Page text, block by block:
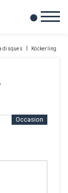
0
disques Köckerling
Occasion